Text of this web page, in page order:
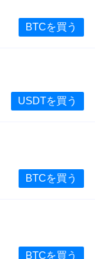
BTCを買う
USDTを買う
BTCを買う
BTCを買う